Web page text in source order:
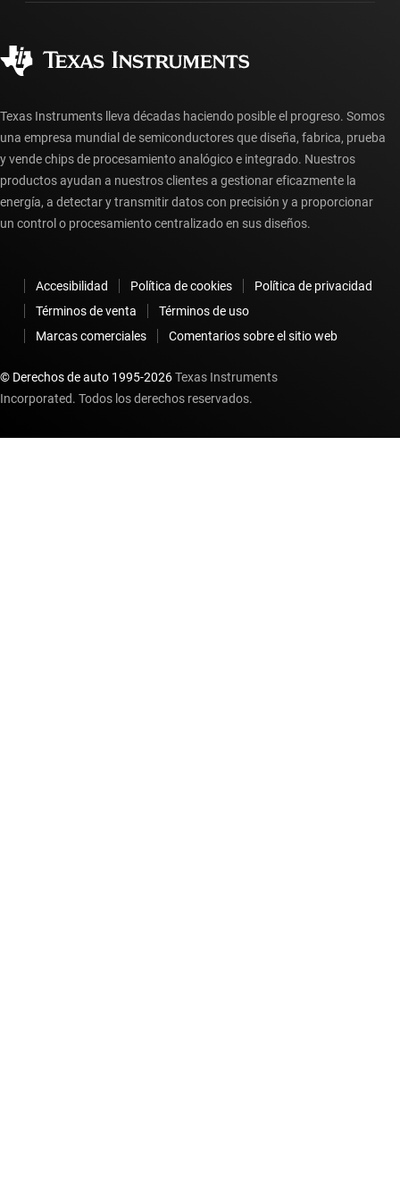
Preguntas frecuentes sobre la cuenta myTI
Preguntas frecuentes sobre pedidos
Texas Instruments lleva décadas haciendo posible el progreso. Somos
una empresa mundial de semiconductores que diseña, fabrica, prueba
y vende chips de procesamiento analógico e integrado. Nuestros
productos ayudan a nuestros clientes a gestionar eficazmente la
energía, a detectar y transmitir datos con precisión y a proporcionar
un control o procesamiento centralizado en sus diseños.
Accesibilidad Política de cookies
Política de privacidad
Términos de venta
Términos de uso
Marcas comerciales
Comentarios sobre el sitio web
© Derechos de auto 1995-2026Texas Instruments
Incorporated. Todos los derechos reservados.